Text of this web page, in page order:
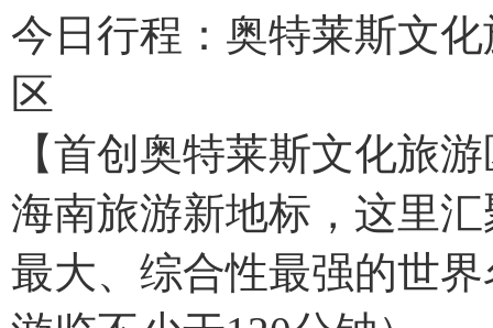
今日行程：奥特莱斯文
区
【首创奥特莱斯文化旅
海南旅游新地标，这里
最大、综合性最强的世